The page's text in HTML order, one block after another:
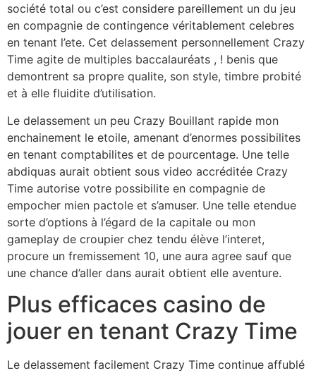
société total ou c’est considere pareillement un du jeu
en compagnie de contingence véritablement celebres
en tenant l’ete. Cet delassement personnellement Crazy
Time agite de multiples baccalauréats , ! benis que
demontrent sa propre qualite, son style, timbre probité
et à elle fluidite d’utilisation.
Le delassement un peu Crazy Bouillant rapide mon
enchainement le etoile, amenant d’enormes possibilites
en tenant comptabilites et de pourcentage. Une telle
abdiquas aurait obtient sous video accréditée Crazy
Time autorise votre possibilite en compagnie de
empocher mien pactole et s’amuser. Une telle etendue
sorte d’options à l’égard de la capitale ou mon
gameplay de croupier chez tendu élève l’interet,
procure un fremissement 10, une aura agree sauf que
une chance d’aller dans aurait obtient elle aventure.
Plus efficaces casino de
jouer en tenant Crazy Time
Le delassement facilement Crazy Time continue affublé